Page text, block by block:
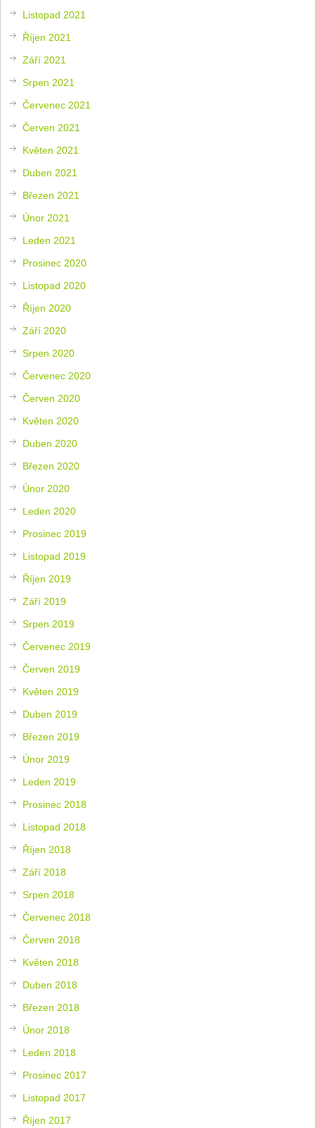
Listopad 2021
Říjen 2021
Září 2021
Srpen 2021
Červenec 2021
Červen 2021
Květen 2021
Duben 2021
Březen 2021
Únor 2021
Leden 2021
Prosinec 2020
Listopad 2020
Říjen 2020
Září 2020
Srpen 2020
Červenec 2020
Červen 2020
Květen 2020
Duben 2020
Březen 2020
Únor 2020
Leden 2020
Prosinec 2019
Listopad 2019
Říjen 2019
Září 2019
Srpen 2019
Červenec 2019
Červen 2019
Květen 2019
Duben 2019
Březen 2019
Únor 2019
Leden 2019
Prosinec 2018
Listopad 2018
Říjen 2018
Září 2018
Srpen 2018
Červenec 2018
Červen 2018
Květen 2018
Duben 2018
Březen 2018
Únor 2018
Leden 2018
Prosinec 2017
Listopad 2017
Říjen 2017